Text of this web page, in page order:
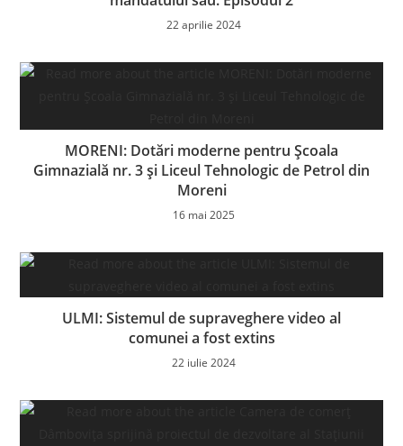
22 aprilie 2024
MORENI: Dotări moderne pentru Școala
Gimnazială nr. 3 și Liceul Tehnologic de Petrol din
Moreni
16 mai 2025
ULMI: Sistemul de supraveghere video al
comunei a fost extins
22 iulie 2024